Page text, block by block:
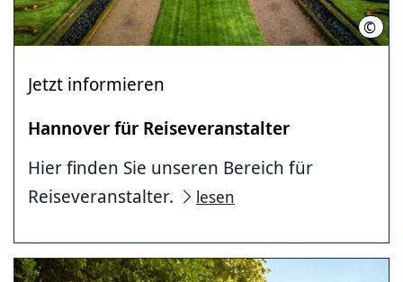
©
Jetzt informieren
Hannover für Reiseveranstalter
Hier finden Sie unseren Bereich für
Reiseveranstalter.
lesen